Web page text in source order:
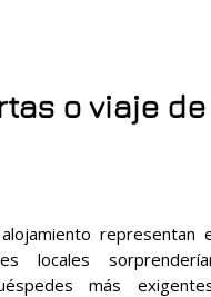
o viaje de
representan
locales
más